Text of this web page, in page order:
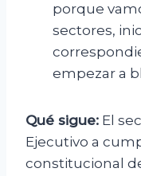
porque
sectores,
empezar a
Qué sigue: El
Ejecutivo a
constitucional